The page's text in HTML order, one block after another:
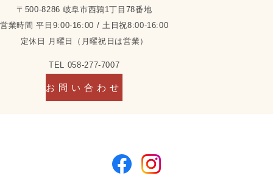
〒500-8286 岐阜市西鶉1丁目78番地
営業時間 平日9:00-16:00 / 土日祝8:00-16:00
定休日 月曜日（月曜祝日は営業）
TEL 058-277-7007
お問い合わせ